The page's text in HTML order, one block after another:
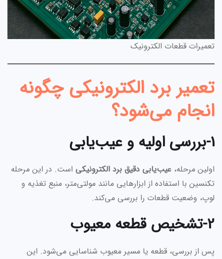
تعمیرات قطعات الکترونیک
تعمیر برد الکترونیکی چگونه
انجام می‌شود؟
1-بررسی اولیه و عیب‌یابی
اولین مرحله، عیب‌یابی دقیق برد الکترونیکی است. در این مرحله
تکنسین با استفاده از ابزارهایی مانند مولتی‌متر، منبع تغذیه و
لوپ، وضعیت قطعات را بررسی می‌کند.
2-تشخیص قطعه معیوب
پس از بررسی، قطعه یا مسیر معیوب شناسایی می‌شود. این